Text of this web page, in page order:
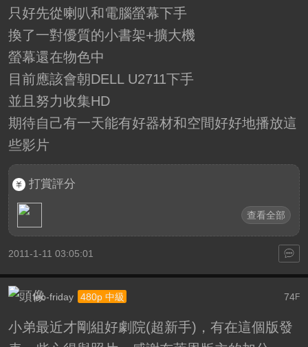
只好先從喇叭和電腦螢幕下手
換了一對優質的小書架+擴大機
螢幕還在物色中
目前應該會朝DELL U2711下手
並且努力收集HD
期待自己有一天能有好器材和空間好好地播放這
些影片
打賞評分
查看全部
2011-1-11 03:05:01
74F
leo-friday 480p 中級
小弟最近才剛組好劇院(超新手)，有在這個版發